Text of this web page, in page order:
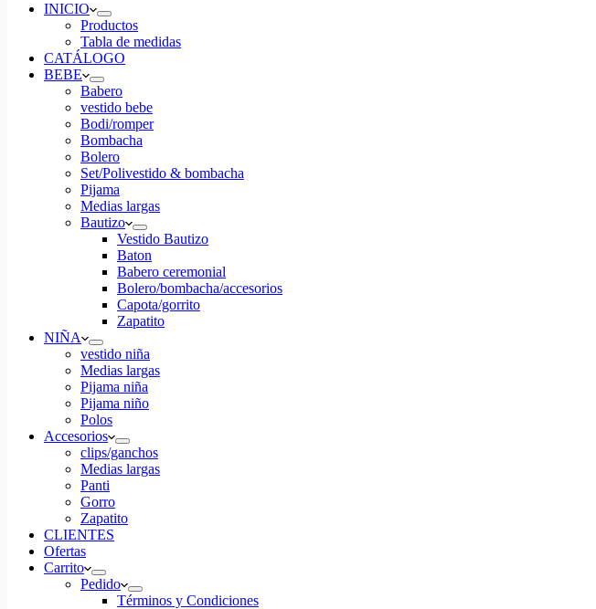
INICIO
Productos
Tabla de medidas
CATÁLOGO
BEBE
Babero
vestido bebe
Bodi/romper
Bombacha
Bolero
Set/Polivestido & bombacha
Pijama
Medias largas
Bautizo
Vestido Bautizo
Baton
Babero ceremonial
Bolero/bombacha/accesorios
Capota/gorrito
Zapatito
NIÑA
vestido niña
Medias largas
Pijama niña
Pijama niño
Polos
Accesorios
clips/ganchos
Medias largas
Panti
Gorro
Zapatito
CLIENTES
Ofertas
Carrito
Pedido
Términos y Condiciones